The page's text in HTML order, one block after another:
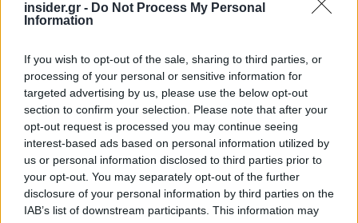
insider.gr - Do Not Process My Personal
Information
If you wish to opt-out of the sale, sharing to third parties, or
processing of your personal or sensitive information for
targeted advertising by us, please use the below opt-out
section to confirm your selection. Please note that after your
opt-out request is processed you may continue seeing
interest-based ads based on personal information utilized by
us or personal information disclosed to third parties prior to
your opt-out. You may separately opt-out of the further
disclosure of your personal information by third parties on the
IAB’s list of downstream participants. This information may
της Πολιτιστικής Διαδρομής Ελληνικού. Μια
διαδρομή 12 χλμ, όπου οι επισκέπτες θα έχουν
την ευκαιρία να ανακαλύψουν και να περιηγηθούν
στην πλούσια ιστορία της περιοχής του Ελληνικού,
σε 14 μνημεία και ευρήματα από την κλασική αλλά
και την σύγχρονη εποχή.